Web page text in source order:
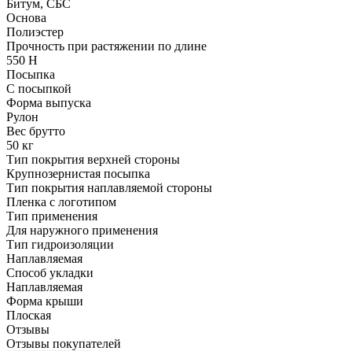
Битум, СБС
Основа
Полиэстер
Прочность при растяжении по длине
550 Н
Посыпка
С посыпкой
Форма выпуска
Рулон
Вес брутто
50 кг
Тип покрытия верхней стороны
Крупнозернистая посыпка
Тип покрытия наплавляемой стороны
Пленка с логотипом
Тип применения
Для наружного применения
Тип гидроизоляции
Наплавляемая
Способ укладки
Наплавляемая
Форма крыши
Плоская
Отзывы
Отзывы покупателей